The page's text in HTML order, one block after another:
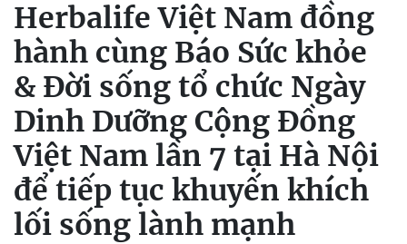
Herbalife Việt Nam đồng
hành cùng Báo Sức khỏe
& Đời sống tổ chức Ngày
Dinh Dưỡng Cộng Đồng
Việt Nam lần 7 tại Hà Nội
để tiếp tục khuyến khích
lối sống lành mạnh